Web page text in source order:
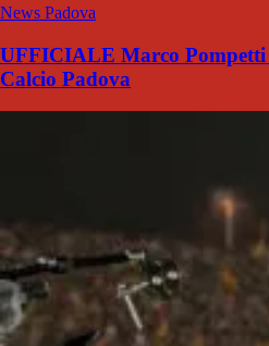
News Padova
UFFICIALE Marco Pompetti
Calcio Padova